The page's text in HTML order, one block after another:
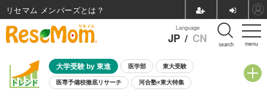
menu
Language
JP / CN search
大学受験 by 東進 医学部 東大受験
医専予備校徹底リサーチ 河合塾×東大特集
リセマム メンバーズ